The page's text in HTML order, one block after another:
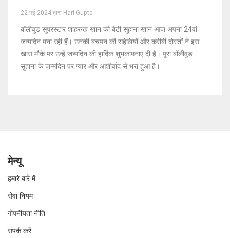
22 मई 2024 द्वारा Hari Gupta
बॉलीवुड सुपरस्टार शाहरुख खान की बेटी सुहाना खान आज अपना 24वां
जन्मदिन मना रही हैं। उनकी बचपन की सहेलियों और करीबी दोस्तों ने इस
खास मौके पर उन्हें जन्मदिन की हार्दिक शुभकामनाएं दी हैं। पूरा बॉलीवुड
सुहाना के जन्मदिन पर प्यार और आशीर्वाद से भरा हुआ है।
मेन्यू
हमारे बारे में
सेवा नियम
गोपनीयता नीति
संपर्क करें